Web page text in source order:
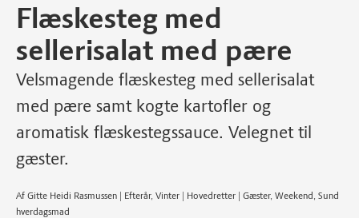
Flæskesteg med
sellerisalat med pære
Velsmagende flæskesteg med sellerisalat
med pære samt kogte kartofler og
aromatisk flæskestegssauce. Velegnet til
gæster.
Af Gitte Heidi Rasmussen | Efterår, Vinter | Hovedretter | Gæster, Weekend, Sund
hverdagsmad